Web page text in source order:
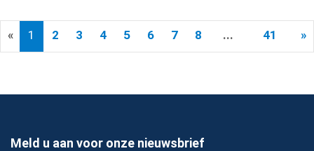
« 1 2 3 4 5 6 7 8 ... 41 »
Meld u aan voor onze nieuwsbrief